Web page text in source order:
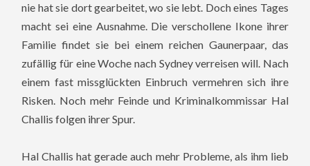
nie hat sie dort gearbeitet, wo sie lebt. Doch eines Tages
macht sei eine Ausnahme. Die verschollene Ikone ihrer
Familie findet sie bei einem reichen Gaunerpaar, das
zufällig für eine Woche nach Sydney verreisen will. Nach
einem fast missglückten Einbruch vermehren sich ihre
Risken. Noch mehr Feinde und Kriminalkommissar Hal
Challis folgen ihrer Spur.
Hal Challis hat gerade auch mehr Probleme, als ihm lieb